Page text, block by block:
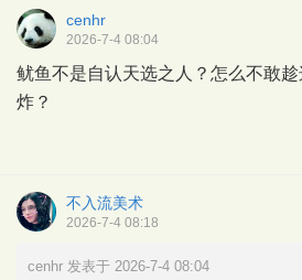
cenhr
2026-7-4 08:04
鱿鱼不是自认天选之人？怎么不敢
炸？
不入流美术
2026-7-4 08:18
cenhr 发表于 2026-7-4 08:04